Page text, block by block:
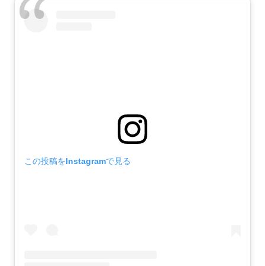
この投稿をInstagramで見る